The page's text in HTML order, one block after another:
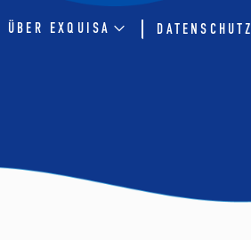
ÜBER EXQUISA DATENSCHUTZ